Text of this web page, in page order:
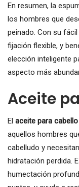
En resumen, la
los hombres que
peinado. Con su
fijación flexible, y
elección inteligente
aspecto más
Aceite
El aceite para
aquellos hombres
cabelludo y
hidratación perdida.
humectación